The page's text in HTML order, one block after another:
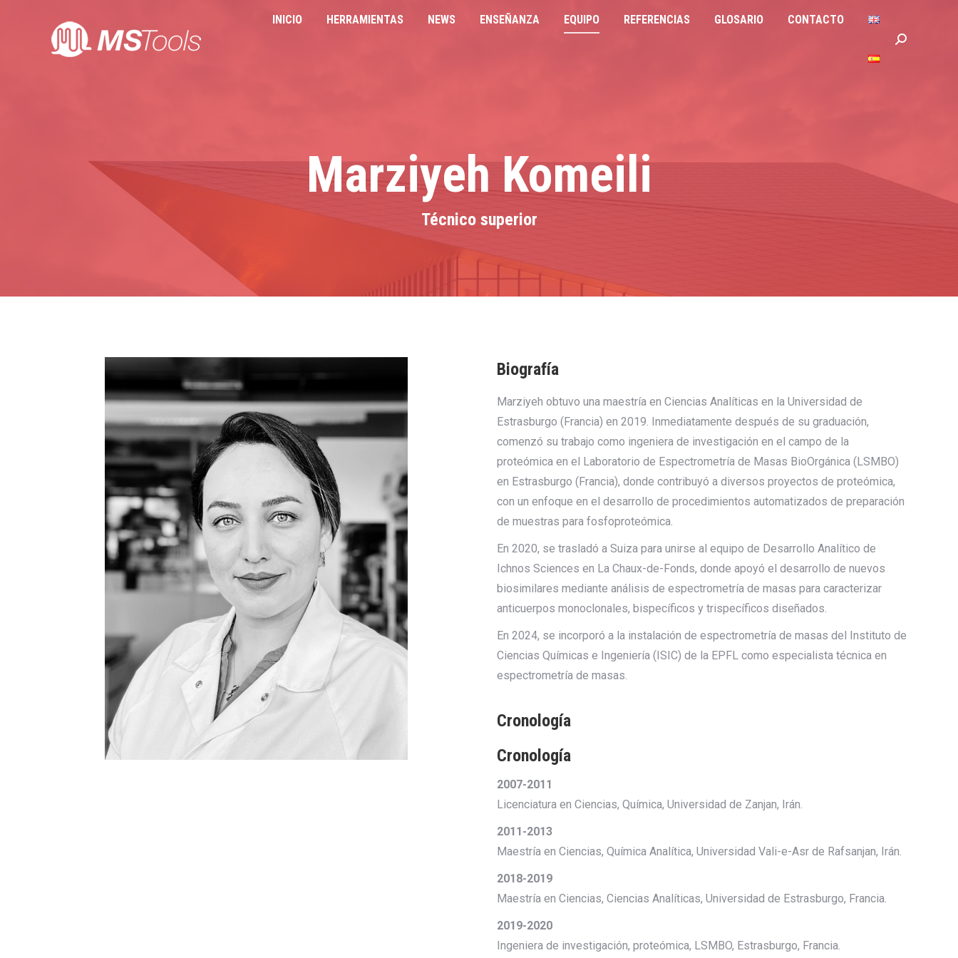
INICIO HERRAMIENTAS NEWS ENSEÑANZA EQUIPO REFERENCIAS GLOSARIO
CONTACTO
Buscar:
Marziyeh Komeili
Técnico superior
Biografía
Marziyeh obtuvo una maestría en Ciencias Analíticas en la Universidad de
Estrasburgo (Francia) en 2019. Inmediatamente después de su graduación,
comenzó su trabajo como ingeniera de investigación en el campo de la
proteómica en el Laboratorio de Espectrometría de Masas BioOrgánica (LSMBO)
en Estrasburgo (Francia), donde contribuyó a diversos proyectos de proteómica,
con un enfoque en el desarrollo de procedimientos automatizados de preparación
de muestras para fosfoproteómica.
En 2020, se trasladó a Suiza para unirse al equipo de Desarrollo Analítico de
Ichnos Sciences en La Chaux-de-Fonds, donde apoyó el desarrollo de nuevos
biosimilares mediante análisis de espectrometría de masas para caracterizar
anticuerpos monoclonales, bispecíficos y trispecíficos diseñados.
En 2024, se incorporó a la instalación de espectrometría de masas del Instituto de
Ciencias Químicas e Ingeniería (ISIC) de la EPFL como especialista técnica en
espectrometría de masas.
Cronología
Cronología
2007-2011
Licenciatura en Ciencias, Química, Universidad de Zanjan, Irán.
2011-2013
Maestría en Ciencias, Química Analítica, Universidad Vali-e-Asr de Rafsanjan, Irán.
2018-2019
Maestría en Ciencias, Ciencias Analíticas, Universidad de Estrasburgo, Francia.
2019-2020
Ingeniera de investigación, proteómica, LSMBO, Estrasburgo, Francia.
HERRAMIENTAS NEWS ENSEÑANZA EQUIPO REFERENCIAS GLOSARIO CONTACTO